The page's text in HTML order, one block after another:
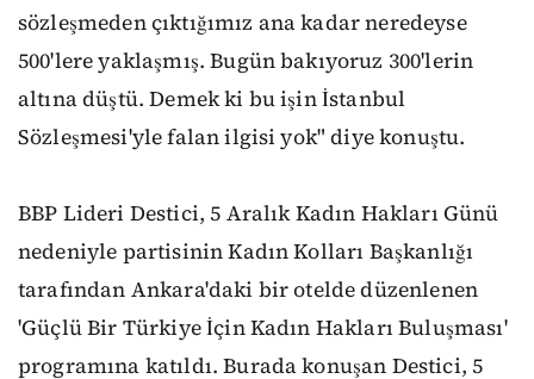
sözleşmeden çıktığımız ana kadar neredeyse
500'lere yaklaşmış. Bugün bakıyoruz 300'lerin
altına düştü. Demek ki bu işin İstanbul
Sözleşmesi'yle falan ilgisi yok" diye konuştu.
BBP Lideri Destici, 5 Aralık Kadın Hakları Günü
nedeniyle partisinin Kadın Kolları Başkanlığı
tarafından Ankara'daki bir otelde düzenlenen
'Güçlü Bir Türkiye İçin Kadın Hakları Buluşması'
programına katıldı. Burada konuşan Destici, 5